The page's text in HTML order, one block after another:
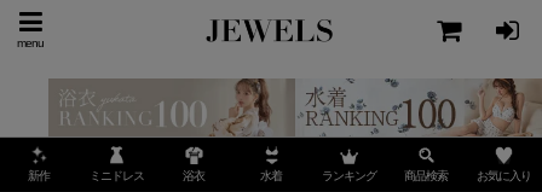
menu
新作 ミニドレス 浴衣 水着 ランキング 商品検索 お気に入り